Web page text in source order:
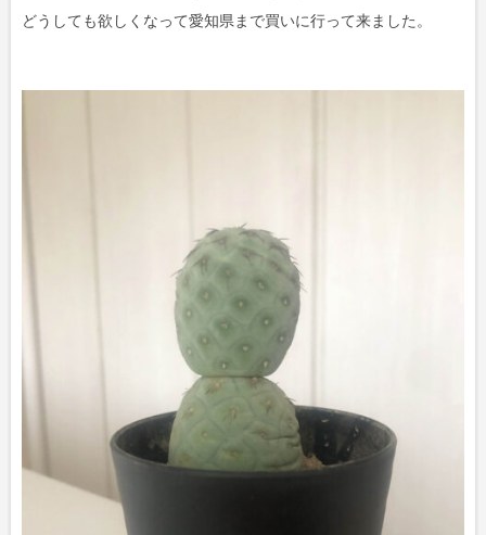
どうしても欲しくなって愛知県まで買いに行って来ました。